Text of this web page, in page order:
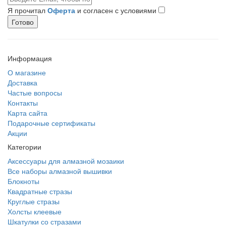
Я прочитал Оферта и согласен с условиями
Готово
Информация
О магазине
Доставка
Частые вопросы
Контакты
Карта сайта
Подарочные сертификаты
Акции
Категории
Аксессуары для алмазной мозаики
Все наборы алмазной вышивки
Блокноты
Квадратные стразы
Круглые стразы
Холсты клеевые
Шкатулки со стразами